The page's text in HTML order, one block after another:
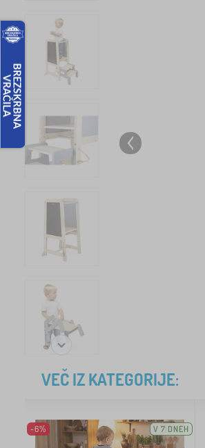
VEČ IZ KATEGORIJE:
-6% V 7 DNEH